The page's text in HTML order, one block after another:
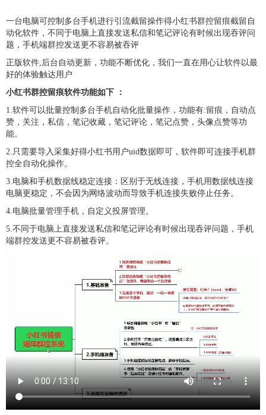
一台电脑可控制多台手机进行引流截留操作得小红书群控留痕截留自
动化软件，不同于电脑上直接发送私信和笔记评论有时候出现吞评问
题，手机端群控发送更不容易被吞评
正版软件,后台自动更新，功能不断优化，我们一直在用心让软件以最
好的体验触达用户
小红书群控留痕软件功能如下 ：
1.软件可以批量控制多台手机自动化批量操作，功能有:留痕，自动点
赞，关注，私信，笔记收藏，笔记评论，笔记点赞，头像点赞等功
能。
2.只需要导入采集好得小红书用户uid数据即可，软件即可连接手机群
控全自动化操作。
3.电脑和手机数据线稳定连接：区别于无线连接，手机用数据线连接
电脑更稳定，不会因为网络波动而导致手机连接失败停止任务。
4.电脑批量管理手机，自定义投屏管理。
5.不同于电脑上直接发送私信和笔记评论有时候出现吞评问题，手机
端群控发送更不容易被吞评。